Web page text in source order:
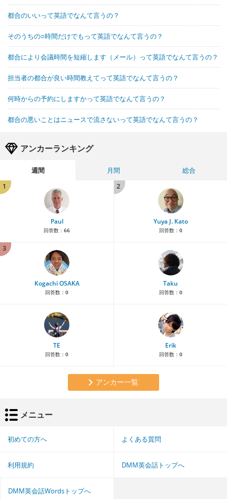
都合のいいって英語でなんて言うの？
そのうちの○時間だけでもって英語でなんて言うの？
都合により会議時間を短縮します（メール）って英語でなんて言うの？
担当者の都合が良い時間教えてって英語でなんて言うの？
何時からの予約にしますかって英語でなんて言うの？
都合の悪いことはニュースで流さないって英語でなんて言うの？
アンカーランキング
週間 月間
総合
1
Paul
回答数： 66
2
Yuya J. Kato
回答数： 0
3
Kogachi OSAKA
回答数： 0
Taku
回答数： 0
TE
回答数： 0
Erik
回答数： 0
アンカー一覧
メニュー
初めての方へ よくある質問
利用規約 DMM英会話トップへ
DMM英会話Wordsトップへ